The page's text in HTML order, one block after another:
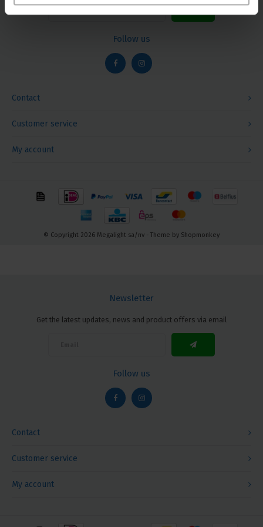
Contact
Follow us
Customer service
My account
© Copyright 2026 Megalight sa/nv - Theme by Shopmonkey
Contact
Newsletter
Get the latest updates, news and product offers via email
Follow us
Customer service
My account